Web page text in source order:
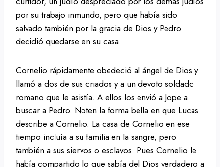
por su trabajo inmundo, pero que había sido
salvado también por la gracia de Dios y Pedro
decidió quedarse en su casa.
Cornelio rápidamente obedeció al ángel de Dios y
llamó a dos de sus criados y a un devoto soldado
romano que le asistía. A ellos los envió a Jope a
buscar a Pedro. Noten la forma bella en que Lucas
describe a Cornelio. La casa de Cornelio en ese
tiempo incluía a su familia en la sangre, pero
también a sus siervos o esclavos. Pues Cornelio le
había compartido lo que sabía del Dios verdadero a